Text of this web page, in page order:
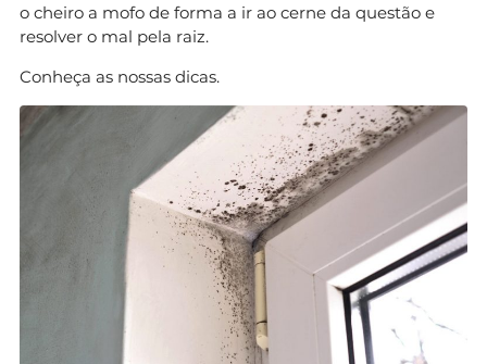
o cheiro a mofo de forma a ir ao cerne da questão e
resolver o mal pela raiz.
Conheça as nossas dicas.